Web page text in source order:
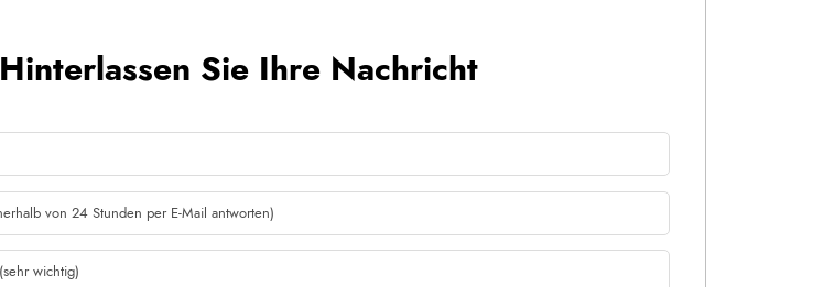
Hinterlassen Sie Ihre Nachricht